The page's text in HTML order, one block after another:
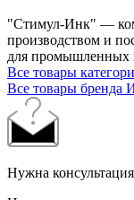
"Стимул-Инк" —
производством и
для промышленных
Все товары
Все товары бренда
Нужна